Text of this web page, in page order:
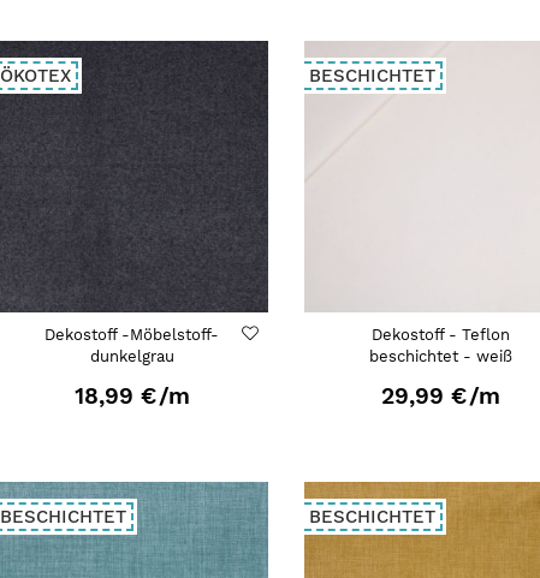
ÖKOTEX
Dekostoff -Möbelstoff-
dunkelgrau
18,99 €/m
BESCHICHTET
Dekostoff - Teflon
beschichtet - weiß
29,99 €/m
BESCHICHTET BESCHICHTET